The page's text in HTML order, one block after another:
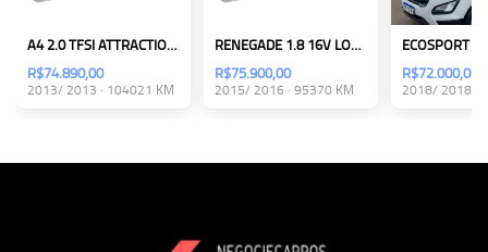
A4 2.0 TFSI ATTRACTION 180CV
R$74.890,00
2013/ 2013 · 104021 KM
RENEGADE 1.8 16V LONGITUDE
R$75.900,00
2015/ 2016 · 95370 KM
R$72.000,00
2018/ 2018 ·